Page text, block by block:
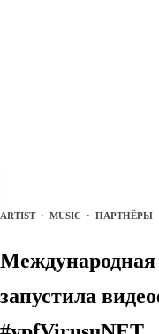
ARTIST· MUSIC · ПАРТНЁРЫ
запустила